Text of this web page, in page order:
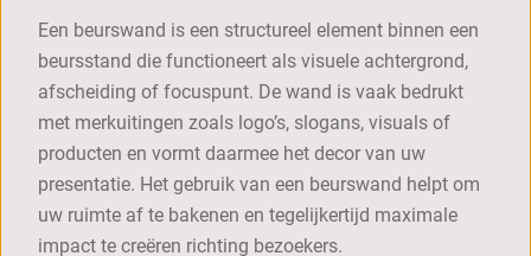
Een beurswand is een structureel element binnen een
beursstand die functioneert als visuele achtergrond,
afscheiding of focuspunt. De wand is vaak bedrukt
met merkuitingen zoals logo’s, slogans, visuals of
producten en vormt daarmee het decor van uw
presentatie. Het gebruik van een beurswand helpt om
uw ruimte af te bakenen en tegelijkertijd maximale
impact te creëren richting bezoekers.